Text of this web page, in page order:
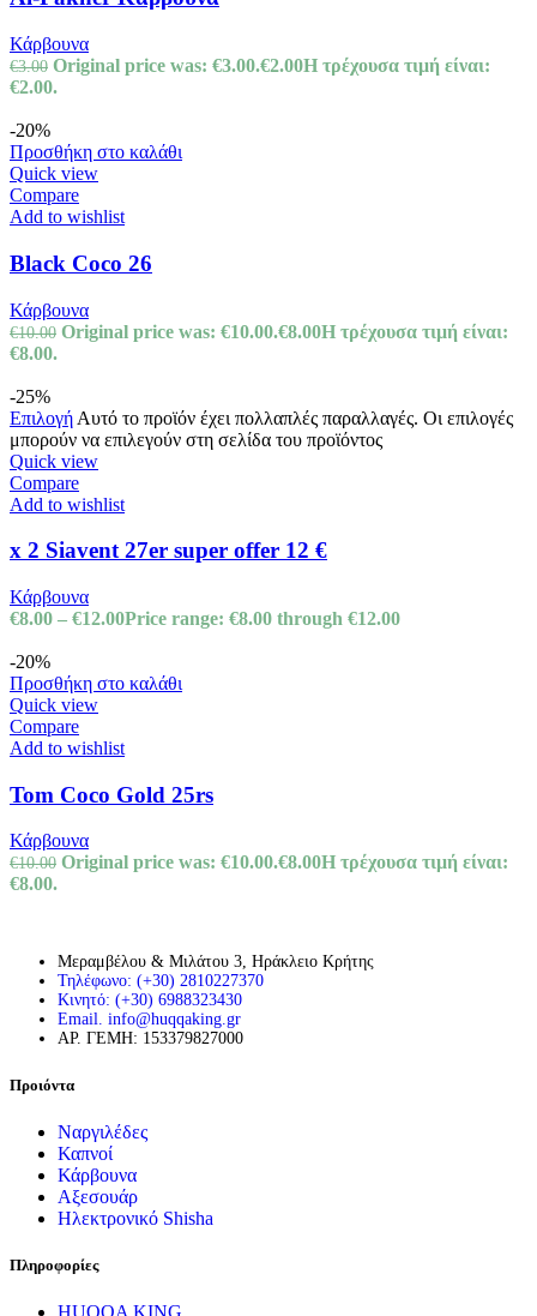
Κάρβουνα
€3.00 Original price was: €3.00.€2.00Η τρέχουσα τιμή είναι:
€2.00.
-20%
Προσθήκη στο καλάθι
Quick view
Compare
Add to wishlist
Black Coco 26
Κάρβουνα
€10.00 Original price was: €10.00.€8.00Η τρέχουσα τιμή είναι:
€8.00.
-25%
Επιλογή Αυτό το προϊόν έχει πολλαπλές παραλλαγές. Οι επιλογές
μπορούν να επιλεγούν στη σελίδα του προϊόντος
Quick view
Compare
Add to wishlist
x 2 Siavent 27er super offer 12 €
Κάρβουνα
€8.00 – €12.00Price range: €8.00 through €12.00
-20%
Προσθήκη στο καλάθι
Quick view
Compare
Add to wishlist
Tom Coco Gold 25rs
Κάρβουνα
€10.00 Original price was: €10.00.€8.00Η τρέχουσα τιμή είναι:
€8.00.
Μεραμβέλου & Μιλάτου 3, Ηράκλειο Κρήτης
Τηλέφωνο: (+30) 2810227370
Κινητό: (+30) 6988323430
Email. info@huqqaking.gr
ΑΡ. ΓΕΜΗ: 153379827000
Προιόντα
Ναργιλέδες
Καπνοί
Κάρβουνα
Αξεσουάρ
Ηλεκτρονικό Shisha
Πληροφορίες